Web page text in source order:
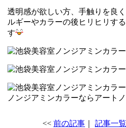
透明感が欲しい方、手触りを良
ルギーやカラーの後ヒリヒリす
す
ノンジアミンカラーならアート
<< 前の記事 記事一覧